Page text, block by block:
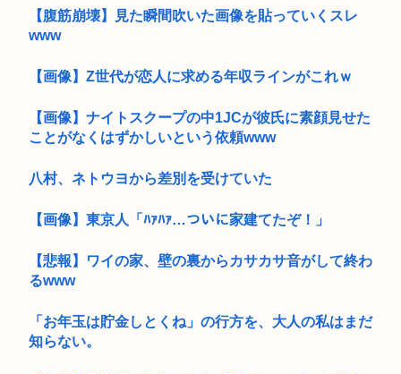
【腹筋崩壊】見た瞬間吹いた画像を貼っていくスレ
www
【画像】Z世代が恋人に求める年収ラインがこれｗ
【画像】ナイトスクープの中1JCが彼氏に素顔見せた
ことがなくはずかしいという依頼www
八村、ネトウヨから差別を受けていた
【画像】東京人「ﾊｧﾊｧ…ついに家建てたぞ！」
【悲報】ワイの家、壁の裏からカサカサ音がして終わ
るwww
「お年玉は貯金しとくね」の行方を、大人の私はまだ
知らない。